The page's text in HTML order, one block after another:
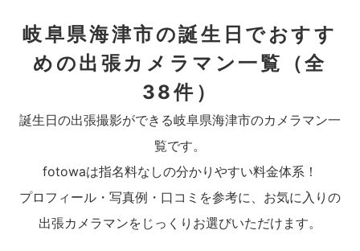
岐阜県海津市の誕生日でおすす
めの出張カメラマン一覧
（全
38件）
誕生日の出張撮影ができる岐阜県海津市のカメラマン一
覧です。
fotowaは指名料なしの分かりやすい料金体系！
プロフィール・写真例・口コミを参考に、お気に入りの
出張カメラマンをじっくりお選びいただけます。